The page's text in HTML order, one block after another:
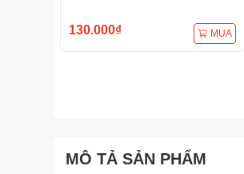
130.000₫ MUA
MÔ TẢ SẢN PHẨM